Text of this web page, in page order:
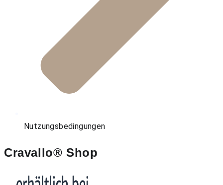
Nutzungsbedingungen
Cravallo® Shop